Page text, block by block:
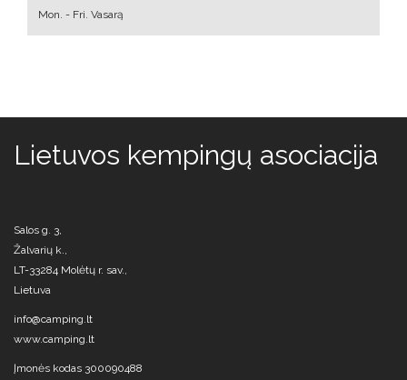
Mon. - Fri. Vasarą
Lietuvos kempingų asociacija
Salos g. 3,
Žalvarių k.,
LT-33284 Molėtų r. sav.,
Lietuva
info@camping.lt
www.camping.lt
Įmonės kodas 300090488